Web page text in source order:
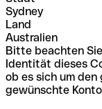
Sydney
Land
Australien
Bitte beachten
Identität dieses
ob es sich um den
gewünschte